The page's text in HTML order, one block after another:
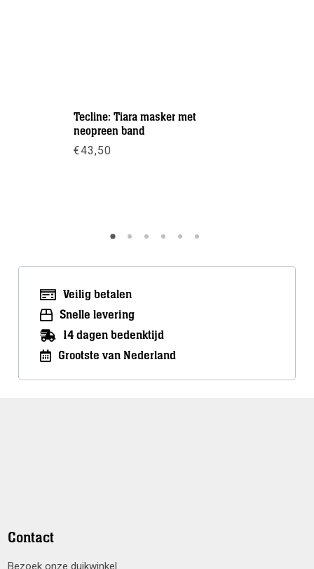
Tecline: Tiara masker met
neopreen band
€43,50
Veilig betalen
Snelle levering
14 dagen bedenktijd
Grootste van Nederland
Contact
Bezoek onze duikwinkel